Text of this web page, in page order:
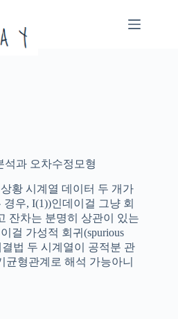
석과 오차수정모형
황 시계열 데이터 두 개가
우, I(1))인데이걸 그냥 회
잔차는 분명히 상관이 있는
걸 가성적 회귀(spurious
결법 두 시계열이 공적분 관
형관계로 해석 가능아니